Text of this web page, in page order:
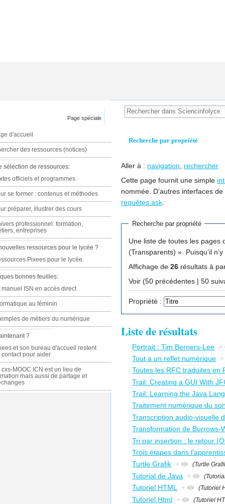
Recherche par propriété
Aller à : navigation
rechercher
Cette page fournit une simple
nommée. D’autres interfaces
requêtes ask
Recherche par propriété
Une liste de toutes les pages
Affichage de 26 résultats à
Voir (50
Propriété :
Liste de résultats
Portrait : Tim Berners-Lee +
Tout a un reflet numérique +
Toutes les RFC traduites en
Trail: Creating a GUI With
Trail: Learning the Java
Traitement numérique du
Transcription audio-visuelle
Transformation de Burrows-
Tri par insertion : le retour
Trois étapes dans
Turtle Grafik + (Turtle
Tutorial de Java +
Tutoriel HTML + (Tutoriel
Tutoriel Html + (Tutoriel
Page spéciale
d'accueil
des ressources (notices)
sélection de ressources:
officiels et programmes
se former : contenus et méthodes
préparer, illustrer des cours
professionnel: formation,
entreprises
ressources pour le lycée ?
Pixees pour le lycée.
bonnes feuilles:
manuel ISN en accès direct
au féminin
de métiers du numérique
?
et son bureau d'accueil restent
contact pour aider
cxs-MOOC ICN est un lieu de
mais aussi de partage et